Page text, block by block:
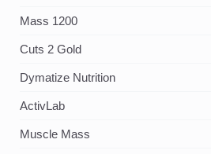
Mass 1200
Cuts 2 Gold
Dymatize Nutrition
ActivLab
Muscle Mass